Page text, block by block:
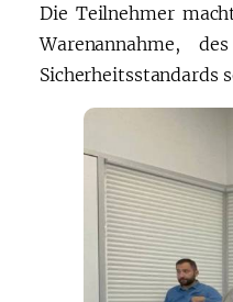
Die Teilnehmer
Warenannahme,
Sicherheitsstandards